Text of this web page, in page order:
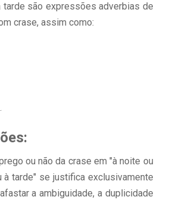
tarde são expressões adverbias de
crase, assim como:
ou não da crase em "à noite ou
à tarde" se justifica exclusivamente
a ambiguidade, a duplicidade